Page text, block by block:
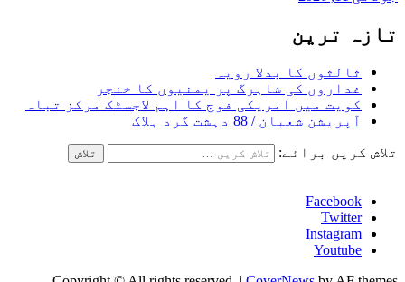
تازہ ترین
ثالثوں کا بدلا رویہ
غداروں کی شاہرگ پر یمنیوں کا خنجر
کویت میں امریکی فوج کا اہم لاجسٹک مرکز تباہ
آپریشن شعبان / 88 دہشت گرد ہلاک
تلاش کریں برائے:
Facebook
Twitter
Instagram
Youtube